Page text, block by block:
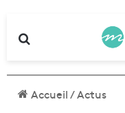
Accueil/Actus